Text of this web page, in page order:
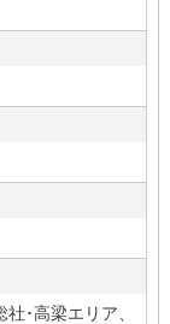
･高梁エリア、